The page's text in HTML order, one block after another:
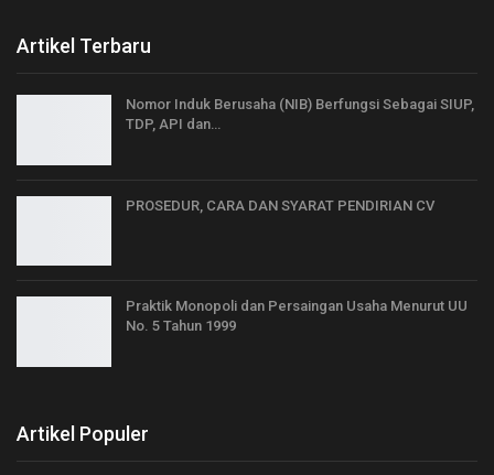
Artikel Terbaru
Nomor Induk Berusaha (NIB) Berfungsi Sebagai SIUP,
TDP, API dan…
PROSEDUR, CARA DAN SYARAT PENDIRIAN CV
Praktik Monopoli dan Persaingan Usaha Menurut UU
No. 5 Tahun 1999
Artikel Populer